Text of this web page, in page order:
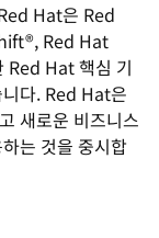
Hat은 Red
Red Hat
Hat 핵심 기
다. Red Hat은
새로운 비즈니스
는 것을 중시합